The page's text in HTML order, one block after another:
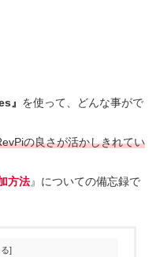
』 を使って、どんな事がで
の良さが活かしきれてい
方法』についての備忘録で